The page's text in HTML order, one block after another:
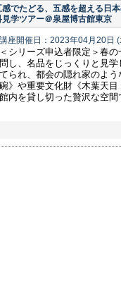
でたどる、五感を超える日本
学ツアー＠泉屋博古館東京
講座開催日：2023年04月20日 (
＜シリーズ申込者限定＞春
問し、名品をじっくりと見
てられ、都会の隠れ家のよ
碗》や重要文化財《木葉天
館内を貸し切った贅沢な空間